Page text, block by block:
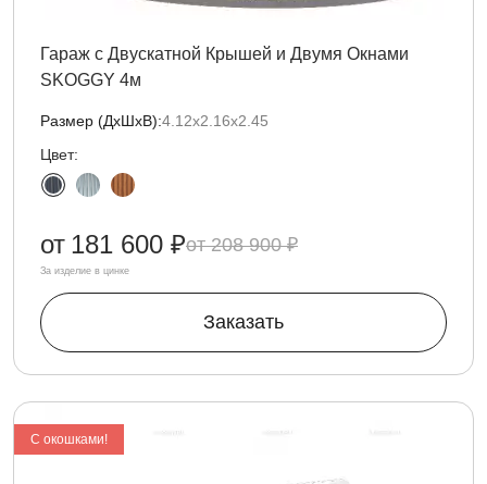
Гараж с Двускатной Крышей и Двумя Окнами
SKOGGY 4м
Размер (ДxШxВ):4.12х2.16х2.45
Цвет:
208 900 ₽
от 181 600 ₽
За изделие в цинке
Заказать
C окошками!